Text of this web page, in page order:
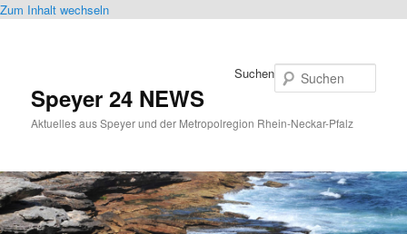
Zum Inhalt wechseln
Speyer 24 NEWS
Aktuelles aus Speyer und der Metropolregion Rhein-Neckar-Pfalz
Suchen